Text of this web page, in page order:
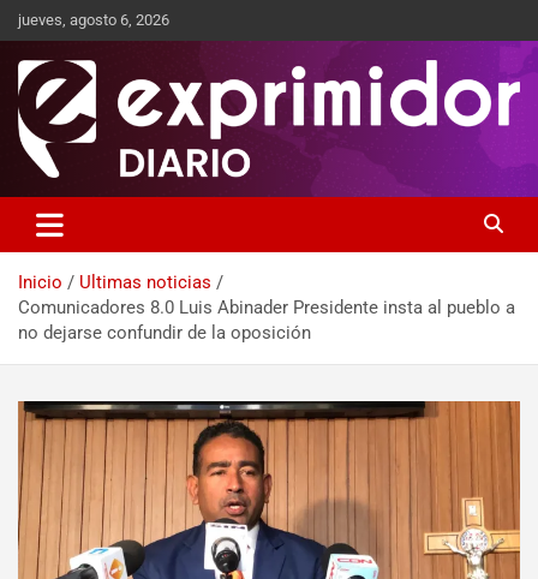
jueves, agosto 6, 2026
Exprimidor media
Inicio
Ultimas noticias
Comunicadores 8.0 Luis Abinader Presidente insta al pueblo a
no dejarse confundir de la oposición